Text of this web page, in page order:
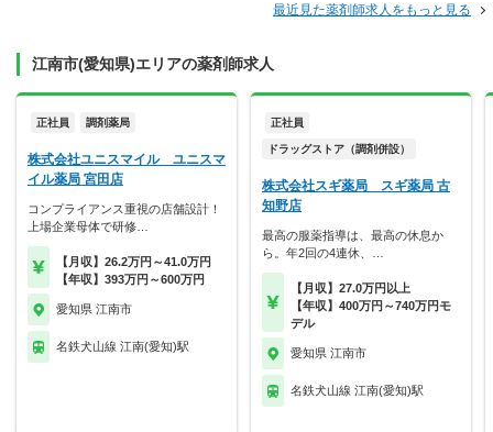
最近見た薬剤師求人をもっと見る
江南市(愛知県)エリアの薬剤師求人
正社員 調剤薬局
株式会社ユニスマイル ユニスマ
イル薬局 宮田店
コンプライアンス重視の店舗設計！
上場企業母体で研修…
【月収】26.2万円～41.0万円
【年収】393万円～600万円
愛知県 江南市
名鉄犬山線 江南(愛知)駅
正社員
ドラッグストア（調剤併設）
株式会社スギ薬局 スギ薬局 古
知野店
最高の服薬指導は、最高の休息か
ら。年2回の4連休、…
【月収】27.0万円以上
【年収】400万円～740万円モ
デル
愛知県 江南市
名鉄犬山線 江南(愛知)駅